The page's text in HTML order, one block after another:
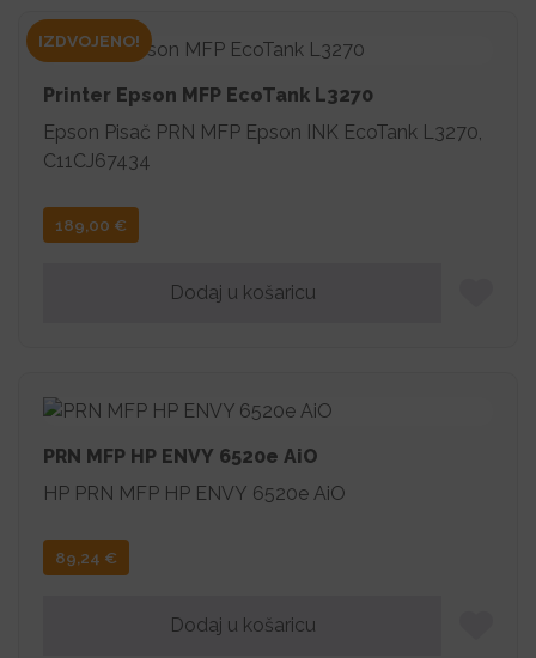
IZDVOJENO!
Printer Epson MFP EcoTank L3270
Epson Pisač PRN MFP Epson INK EcoTank L3270,
C11CJ67434
189,00 €
Dodaj u košaricu
PRN MFP HP ENVY 6520e AiO
HP PRN MFP HP ENVY 6520e AiO
89,24 €
Dodaj u košaricu